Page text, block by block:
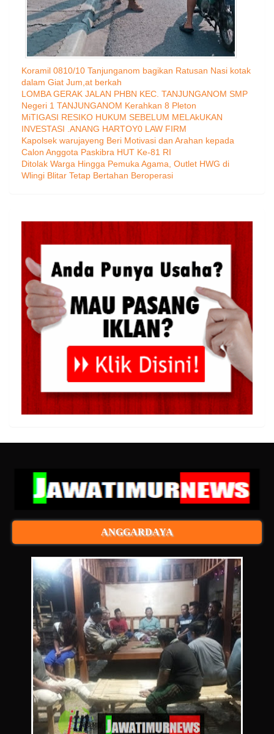
Koramil 0810/10 Tanjunganom bagikan Ratusan Nasi kotak
dalam Giat Jum,at berkah
LOMBA GERAK JALAN PHBN KEC. TANJUNGANOM SMP
Negeri 1 TANJUNGANOM Kerahkan 8 Pleton
MiTIGASI RESIKO HUKUM SEBELUM MELAkUKAN
INVESTASI .ANANG HARTOY0 LAW FIRM
Kapolsek warujayeng Beri Motivasi dan Arahan kepada
Calon Anggota Paskibra HUT Ke-81 RI
Ditolak Warga Hingga Pemuka Agama, Outlet HWG di
Wlingi Blitar Tetap Bertahan Beroperasi
ANGGARDAYA